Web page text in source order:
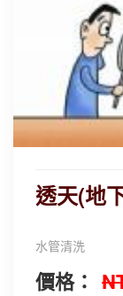
透天(地
水管清洗
價格：